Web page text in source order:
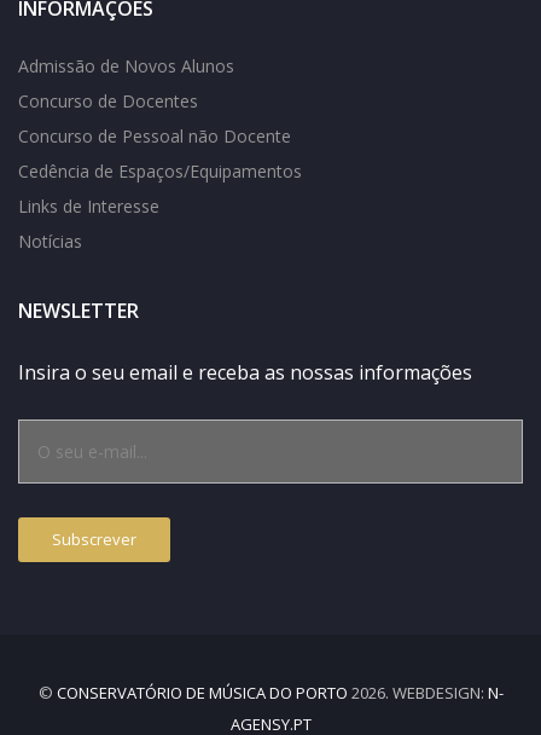
INFORMAÇÕES
Admissão de Novos Alunos
Concurso de Docentes
Concurso de Pessoal não Docente
Cedência de Espaços/Equipamentos
Links de Interesse
Notícias
NEWSLETTER
Insira o seu email e receba as nossas informações
© CONSERVATÓRIO DE MÚSICA DO PORTO 2026. WEBDESIGN: N-
AGENSY.PT